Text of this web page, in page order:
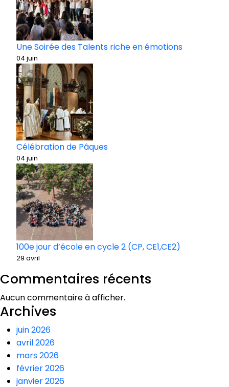
Une Soirée des Talents riche en émotions
04 juin
Célébration de Pâques
04 juin
100e jour d’école en cycle 2 (CP, CE1,CE2)
29 avril
Commentaires récents
Aucun commentaire à afficher.
Archives
juin 2026
avril 2026
mars 2026
février 2026
janvier 2026